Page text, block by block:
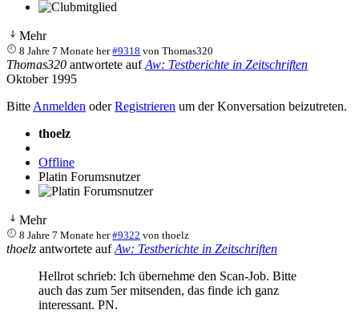
Mehr
8 Jahre 7 Monate her #9318 vonThomas320
Thomas320 antwortete aufAw: Testberichte in Zeitschriften
Oktober 1995
Bitte Anmelden oderRegistrieren um der Konversation beizutreten.
thoelz
Offline
Platin Forumsnutzer
Mehr
8 Jahre 7 Monate her #9322 vonthoelz
thoelz antwortete aufAw: Testberichte in Zeitschriften
Hellrot schrieb: Ich übernehme den Scan-Job. Bitte
auch das zum 5er mitsenden, das finde ich ganz
interessant. PN.